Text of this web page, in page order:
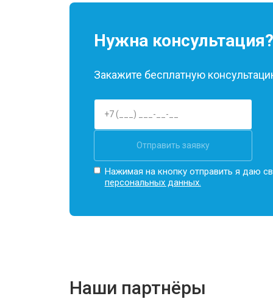
Нужна консультация?
Закажите бесплатную
Отправить заявку
Нажимая на кнопку отправить я даю
персональных данных.
Наши партнёры